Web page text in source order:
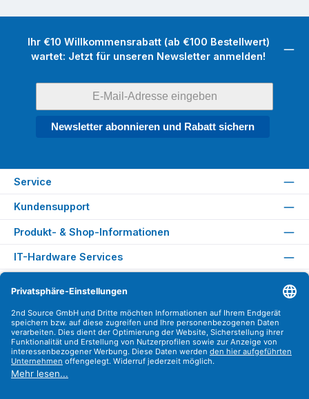
Ihr €10 Willkommensrabatt (ab €100 Bestellwert)
wartet: Jetzt für unseren Newsletter anmelden!
Newsletter abonnieren und Rabatt sichern
Service
Kundensupport
Produkt- & Shop-Informationen
IT-Hardware Services
Versandarten
Zahlungsarten
Sicher Einkaufen
Find us on